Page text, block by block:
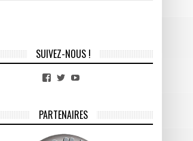
SUIVEZ-NOUS !
Facebook
Twitter
PARTENAIRES